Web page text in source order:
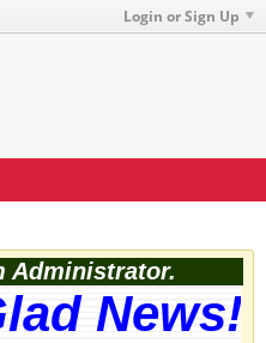
Login or Sign Up
Administrator.